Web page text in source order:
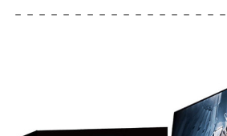
－－－－－－－－－－－－－－－－－